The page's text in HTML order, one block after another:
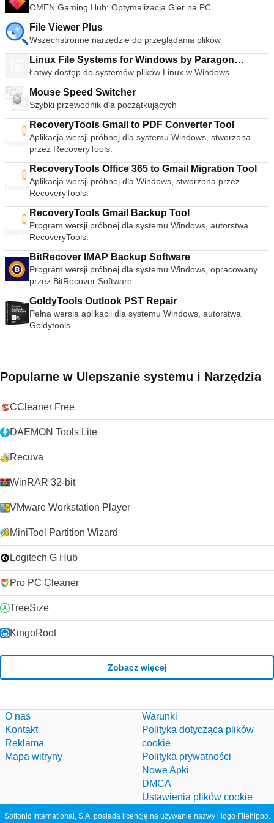
może także odtwarzać częściowe lub niekompletne pliki audio
i wideo, dzięki czemu możesz przejrzeć pobierane pliki przed
ich zakończeniem. Łatwy w użyciu Interfejs użytkownika VLC
Media Player jest zdecydowanie przypadkiem funkcji nad
pięknem. Podstawowy wygląd sprawia jednak, że odtwarzacz
multimediów jest niezwykle łatwy w użyciu. Po prostu
przeciągnij i upuść pliki, aby je odtworzyć lub otworzyć za
pomocą plików i folderów, a następnie użyj klasycznych
przycisków nawigacji multimedialnej, aby odtwarzać,
odtwarzania, zmieniać głośność, jasność itp. Ogromna
różnorodność skórek i opcji dostosowywania oznacza, że
standardowy wygląd nie powinien wystarczyć, aby
uniemożliwić wybranie VLC jako domyślnego odtwarzacza
multimediów. Zaawansowane opcje Nie pozwól, aby prosty
interfejs VLC Media Player Cię oszukał, w zakładkach
odtwarzania, audio, wideo, narzędzi i widoków jest ogromna
różnorodność opcji odtwarzacza. Możesz grać z ustawieniami
synchronizacji, w tym korektorem graficznym z wieloma
ustawieniami wstępnymi, nakładkami, efektami specjalnymi,
efektami wideo AtmoLight, przestrzennym układem audio i
dostosowywanymi ustawieniami kompresji zakresu. Możesz
nawet dodawać napisy do filmów, dodając plik SRT do folderu
wideo. streszczenie VLC Media Player to po prostu
darmowy odtwarzacz multimediów. Słusznie dominuje na
rynku bezpłatnych odtwarzaczy multimedialnych od ponad 10
lat i wygląda na to, że może przez kolejne 10 lat dzięki
Polski, Português, Português do Brasil, Româna, Slovensky,
Slovenšcina, Srpski, Suomi, Svenska i Türkçe.
OMEN Gaming Hub: Optymalizacja Gier na PC
File Viewer Plus
Wszechstronne narzędzie do przeglądania plików
Linux File Systems for Windows by Paragon
Software
Łatwy dostęp do systemów plików Linux w Windows
Mouse Speed Switcher
Szybki przewodnik dla początkujących
RecoveryTools Gmail to PDF Converter Tool
Aplikacja wersji próbnej dla systemu Windows, stworzona
przez RecoveryTools.
RecoveryTools Office 365 to Gmail Migration Tool
Aplikacja wersji próbnej dla Windows, stworzona przez
RecoveryTools.
RecoveryTools Gmail Backup Tool
Program wersji próbnej dla systemu Windows, autorstwa
RecoveryTools.
BitRecover IMAP Backup Software
Program wersji próbnej dla systemu Windows, opracowany
przez BitRecover Software.
GoldyTools Outlook PST Repair
Pełna wersja aplikacji dla systemu Windows, autorstwa
Goldytools.
Popularne w Ulepszanie systemu i Narzędzia
CCleaner Free
DAEMON Tools Lite
Recuva
WinRAR 32-bit
VMware Workstation Player
MiniTool Partition Wizard
Logitech G Hub
Pro PC Cleaner
TreeSize
KingoRoot
Zobacz więcej
O nas
Kontakt
Reklama
Mapa witryny
Warunki
Polityka dotycząca plików
cookie
Polityka prywatności
Nowe Apki
DMCA
Ustawienia plików cookie
Softonic International, S.A. posiada licencję na używanie nazwy i logo Filehippo.